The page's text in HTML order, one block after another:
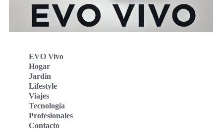
EVO Vivo
Hogar
Jardin
Lifestyle
Viajes
Tecnología
Profesionales
Contacto